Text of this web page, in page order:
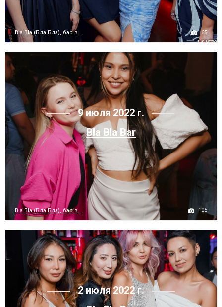
Bla Bla (Бла Бла), бар в... 65
9 июля 2022 г.
Bla Bla Bar
Bla Bla (Бла Бла), бар в... 105
2 июля 2022 г.